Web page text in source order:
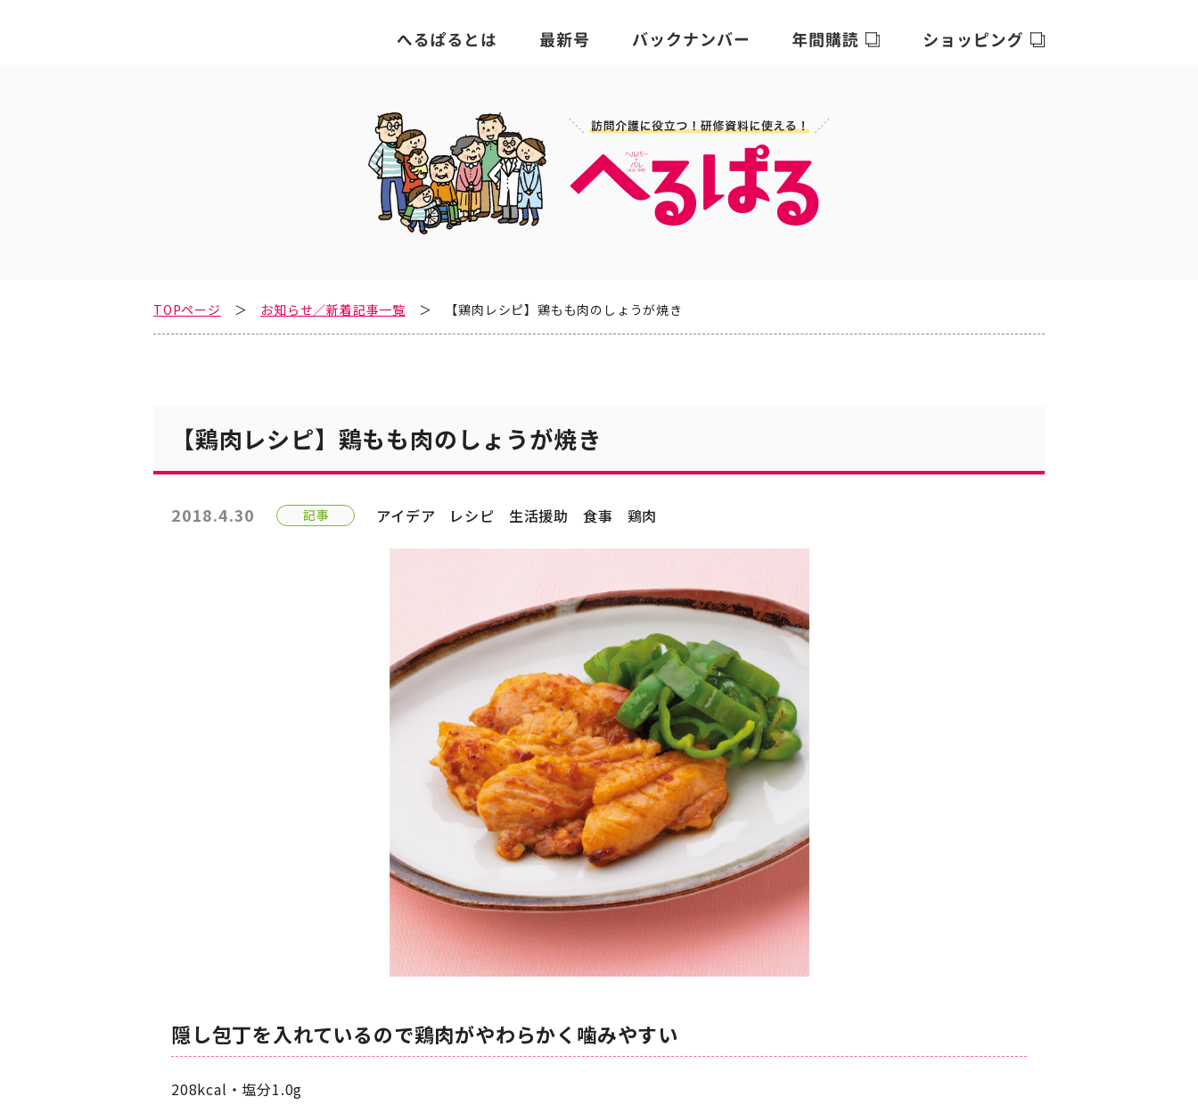
TOPページ お知らせ／新着記事一覧 【鶏肉レシピ】鶏もも肉のしょうが焼き
【鶏肉レシピ】鶏もも肉のしょうが焼き
2018.4.30 記事 アイデア レシピ 生活援助 食事 鶏肉
隠し包丁を入れているので鶏肉がやわらかく噛みやすい
208kcal・塩分1.0g